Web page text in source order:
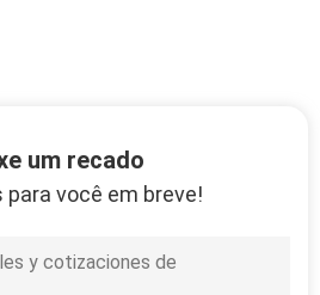
um recado
para você em breve!